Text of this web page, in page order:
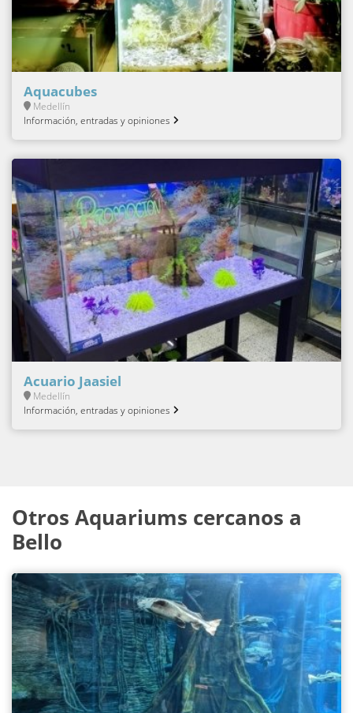
Aquacubes
Medellín
Información, entradas y opiniones
Acuario Jaasiel
Medellín
Información, entradas y opiniones
Otros Aquariums cercanos a
Bello